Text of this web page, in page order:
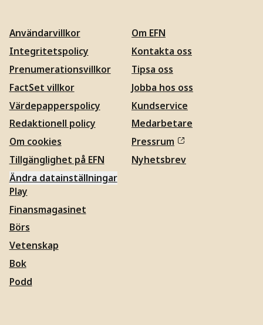
Användarvillkor
Integritetspolicy
Prenumerationsvillkor
FactSet villkor
Värdepapperspolicy
Redaktionell policy
Om cookies
Tillgänglighet på EFN
Ändra datainställningar
Om EFN
Kontakta oss
Tipsa oss
Jobba hos oss
Kundservice
Medarbetare
Pressrum
Nyhetsbrev
Play
Finansmagasinet
Börs
Vetenskap
Bok
Podd